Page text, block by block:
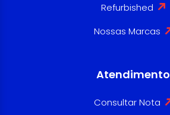
Refurbished
Nossas Marcas
Atendimento
Consultar Nota